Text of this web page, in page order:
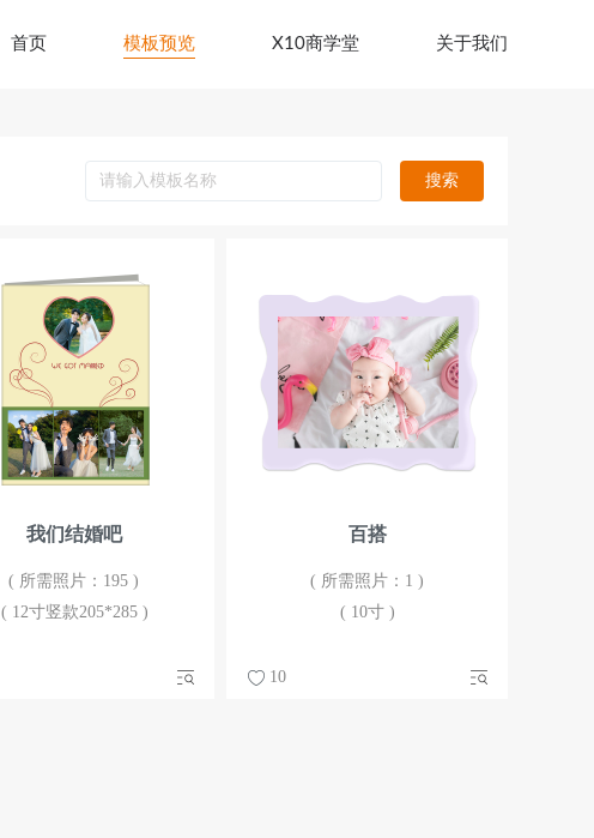
首页 模板预览 X10商学堂 关于我们
搜索
我们结婚吧
( 所需照片：195 )
( 12寸竖款205*285 )
百搭
( 所需照片：1 )
( 10寸 )
10